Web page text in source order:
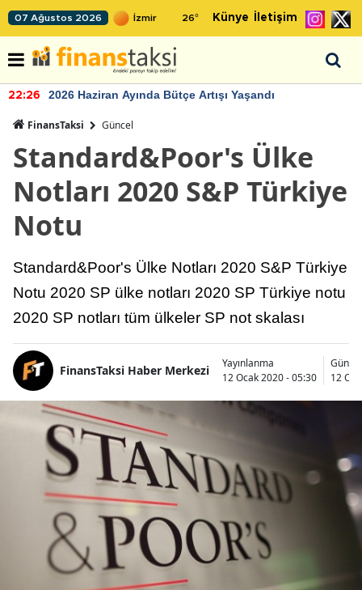
07 Ağustos 2026 26° Künye İletişim
22:26 2026 Haziran Ayında Bütçe Artışı Yaşandı
FinansTaksi Güncel
Standard&Poor's Ülke
Notları 2020 S&P Türkiye
Notu
Standard&Poor's Ülke Notları 2020 S&P Türkiye
Notu 2020 SP ülke notları 2020 SP Türkiye notu
2020 SP notları tüm ülkeler SP not skalası
FinansTaksi Haber Merkezi
Yayınlanma
12 Ocak 2020 - 05:30
12